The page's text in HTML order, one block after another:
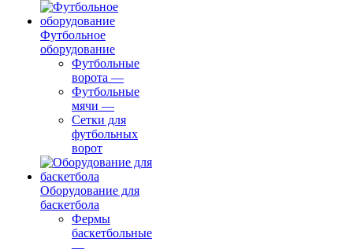
Футбольное
оборудование
Футбольные
ворота —
Футбольные
мячи —
Сетки для
футбольных
ворот
Оборудование для
баскетбола
Фермы
баскетбольные